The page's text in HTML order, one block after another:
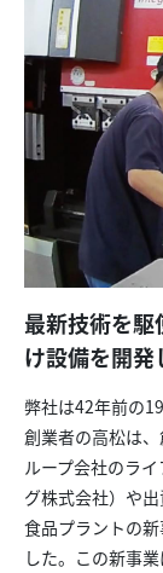
最新技術を
け設備を開発
弊社は42年前の
創業者の高松は
ループ会社のラ
グ株式会社）や
食品プラントの
した。この新事